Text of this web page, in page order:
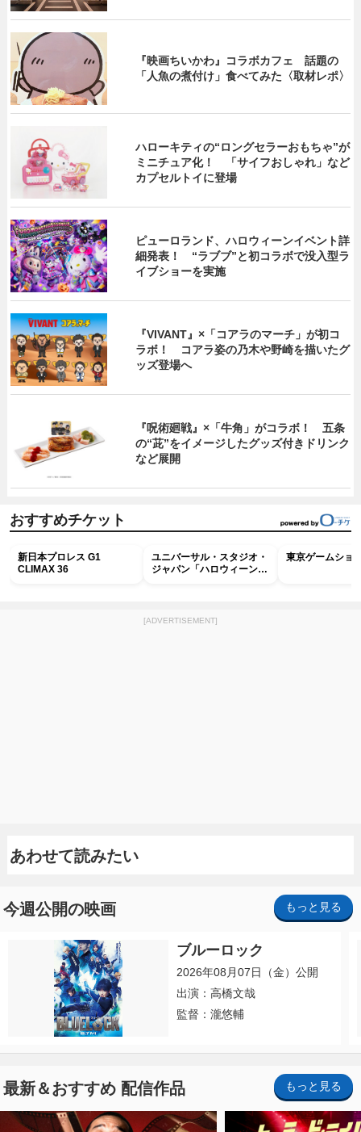
『映画ちいかわ』コラボカフェ 話題の
「人魚の煮付け」食べてみた〈取材レポ〉
ハローキティの“ロングセラーおもちゃ”が
ミニチュア化！ 「サイフおしゃれ」など
カプセルトイに登場
ピューロランド、ハロウィーンイベント詳
細発表！ “ラブブ”と初コラボで没入型ラ
イブショーを実施
『VIVANT』×「コアラのマーチ」が初コ
ラボ！ コアラ姿の乃木や野崎を描いたグ
ッズ登場へ
『呪術廻戦』×「牛角」がコラボ！ 五条
の“茈”をイメージしたグッズ付きドリンク
など展開
おすすめチケット
新日本プロレス G1
CLIMAX 36
ユニバーサル・スタジオ・
ジャパン「ハロウィーン・
東京ゲームショ
[ADVERTISEMENT]
あわせて読みたい
今週公開の映画 もっと見る
ブルーロック
2026年08月07日（金）公開
出演：高橋文哉
監督：瀧悠輔
最新＆おすすめ 配信作品 もっと見る